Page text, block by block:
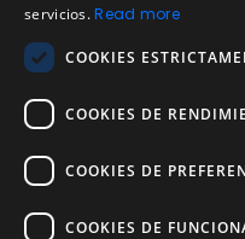
Blog
Pruebas de
Contáctenos
Contáctenos
Contactar con ventas
Noosa Labs Inc – Las
servicios.Read more
COOKIES
COOKIES DE
COOKIES DE
COOKIES DE